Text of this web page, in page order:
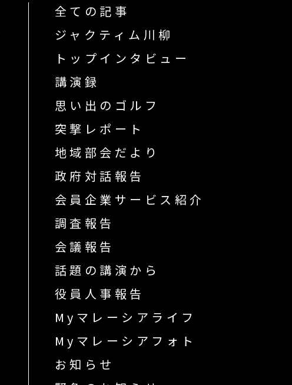
全ての記事
ジャクティム川柳
トップインタビュー
講演録
思い出のゴルフ
突撃レポート
地域部会だより
政府対話報告
会員企業サービス紹介
調査報告
会議報告
話題の講演から
役員人事報告
Myマレーシアライフ
Myマレーシアフォト
お知らせ